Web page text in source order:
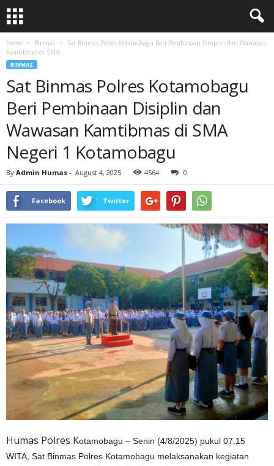
Home Binmas
Sat Binmas Polres Kotamobagu Beri Pembinaan Disiplin dan Wawasan
Kamtibmas di SMA...
BINMAS
Sat Binmas Polres Kotamobagu
Beri Pembinaan Disiplin dan
Wawasan Kamtibmas di SMA
Negeri 1 Kotamobagu
By Admin Humas - August 4, 2025 4564 0
Facebook Twitter
Humas Polres Kotamobagu – Senin (4/8/2025) pukul 07.15
WITA, Sat Binmas Polres Kotamobagu melaksanakan kegiatan